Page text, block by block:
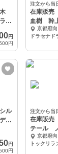
木
ー
円
円
注文から当
在庫販
血樹 幹
大 ドラ
京都府
ドラセナド
ル
円
円
注文から当
在庫販
テール
ニーテー
京都府
トックリラ